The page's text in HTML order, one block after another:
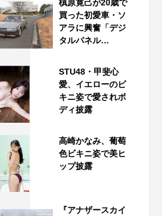
槙原寛己が20歳で
買った初愛車・ソ
アラに興奮「デジ
タルパネル…
STU48・甲斐心
愛、イエローのビ
キニ姿で愛されボ
ディ披露
高崎かなみ、葡萄
色ビキニ姿で美ヒ
ップ披露
『アナザースカイ